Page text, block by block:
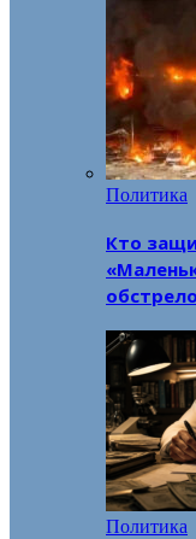
Политика
Кто
Политика